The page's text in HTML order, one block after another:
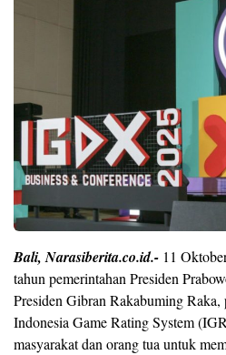
Bali, Narasiberita.co.id.- 11
tahun pemerintahan Presiden
Presiden Gibran Rakabuming
Indonesia Game Rating System
masyarakat dan orang tua untuk